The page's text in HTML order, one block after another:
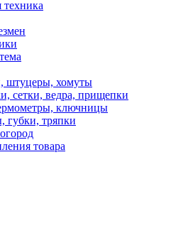
техника
штуцеры, хомуты
сетки, ведра, прищепки
ключницы
губки, тряпки
товара